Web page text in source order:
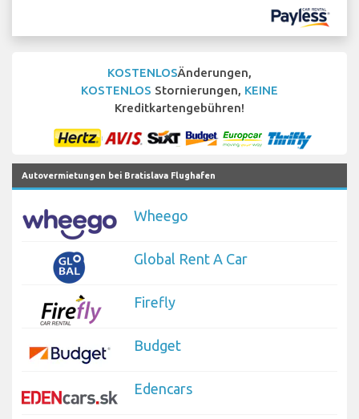
KOSTENLOSÄnderungen,
KOSTENLOS Stornierungen, KEINE
Kreditkartengebühren!
Autovermietungen bei Bratislava Flughafen
Wheego
Global Rent A Car
Firefly
Budget
Edencars